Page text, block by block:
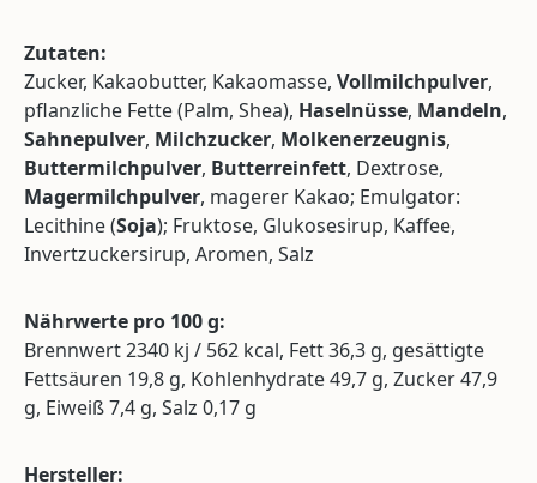
Zutaten:
Zucker, Kakaobutter, Kakaomasse, Vollmilchpulver,
pflanzliche Fette (Palm, Shea), Haselnüsse, Mandeln,
Sahnepulver, Milchzucker, Molkenerzeugnis,
Buttermilchpulver, Butterreinfett, Dextrose,
Magermilchpulver, magerer Kakao; Emulgator:
Lecithine (Soja); Fruktose, Glukosesirup, Kaffee,
Invertzuckersirup, Aromen, Salz
Nährwerte pro 100 g:
Brennwert 2340 kj / 562 kcal, Fett 36,3 g, gesättigte
Fettsäuren 19,8 g, Kohlenhydrate 49,7 g, Zucker 47,9
g, Eiweiß 7,4 g, Salz 0,17 g
Hersteller: